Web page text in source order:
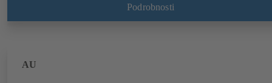
Podrobnosti
AU